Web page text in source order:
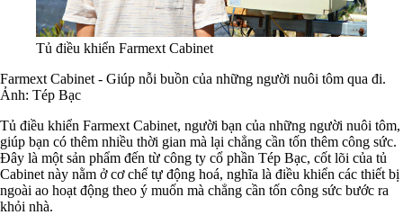
Tủ điều khiển Farmext Cabinet
Farmext Cabinet - Giúp nỗi buồn của những người nuôi tôm qua đi.
Ảnh: Tép Bạc
Tủ điều khiển Farmext Cabinet, người bạn của những người nuôi tôm,
giúp bạn có thêm nhiều thời gian mà lại chẳng cần tốn thêm công sức.
Đây là một sản phẩm đến từ công ty cổ phần Tép Bạc, cốt lõi của tủ
Cabinet này nằm ở cơ chế tự động hoá, nghĩa là điều khiển các thiết bị
ngoài ao hoạt động theo ý muốn mà chẳng cần tốn công sức bước ra
khỏi nhà.